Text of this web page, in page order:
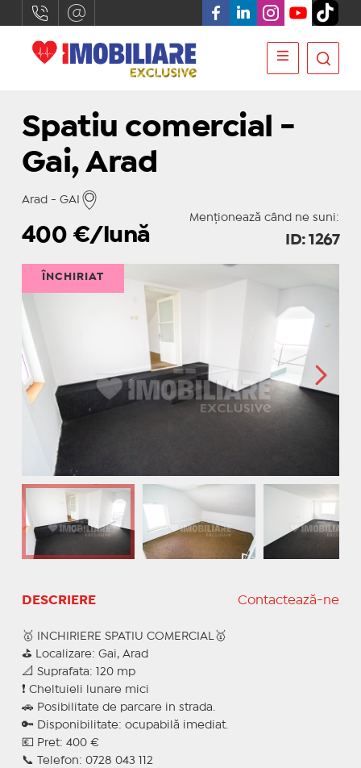
Spatiu comercial -
Gai, Arad
Arad - GAI
Menționează când ne suni:
400 €/lună ID: 1267
ÎNCHIRIAT
DESCRIERE Contactează-ne
🥇 INCHIRIERE SPATIU COMERCIAL🥇
⛳ Localizare: Gai, Arad
📐 Suprafata: 120 mp
❗ Cheltuieli lunare mici
🚗 Posibilitate de parcare in strada.
🔑 Disponibilitate: ocupabilă imediat.
💶 Pret: 400 €
📞 Telefon: 0728 043 112